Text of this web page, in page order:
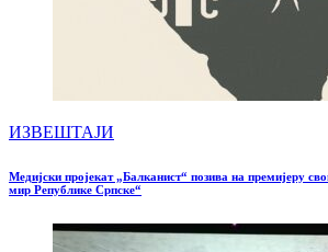
ИЗВЕШТАЈИ
Медијски пројекат „Балканист“ позива на премијеру
мир Републике Српске“